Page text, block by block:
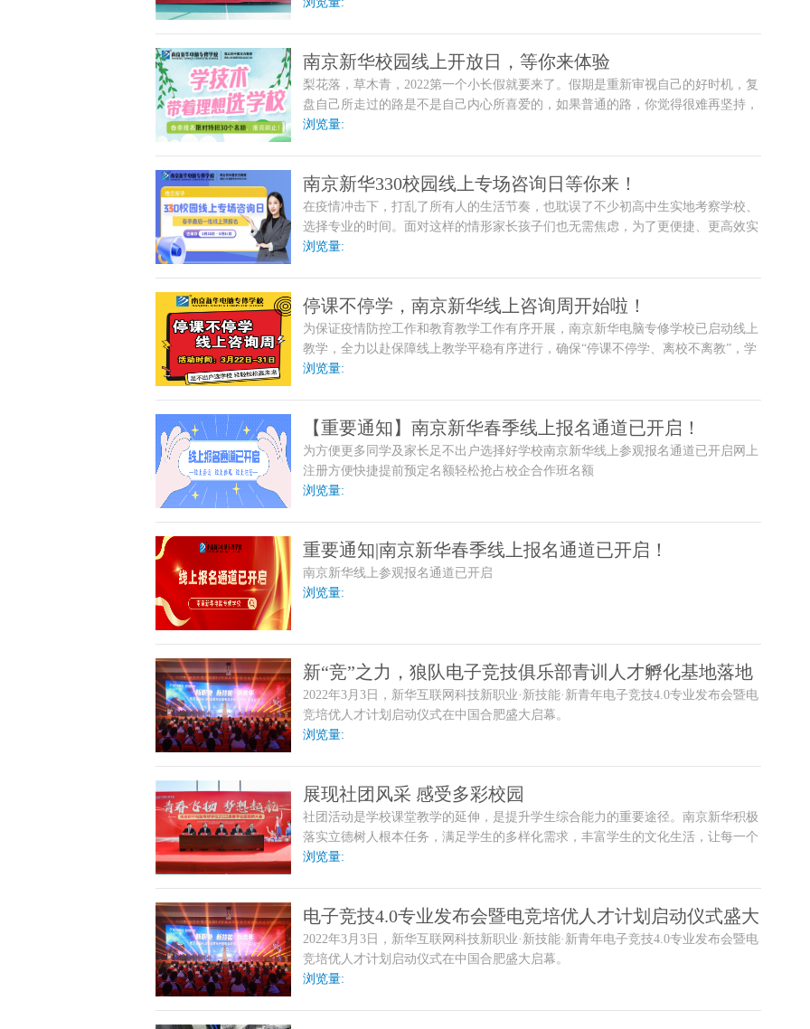
南京新华校园线上开放日，等你来体验
梨花落，草木青，2022第一个小长假就要来了。假期是重新审视自己的好时机，复
盘自己所走过的路是不是自己内心所喜爱的，如果普通的路，你觉得很难再坚持，
不妨趁着假期，另
浏览量:
南京新华330校园线上专场咨询日等你来！
在疫情冲击下，打乱了所有人的生活节奏，也耽误了不少初高中生实地考察学校、
选择专业的时间。面对这样的情形家长孩子们也无需焦虑，为了更便捷、更高效实
现报名，南京新华电脑专修
浏览量:
停课不停学，南京新华线上咨询周开始啦！
为保证疫情防控工作和教育教学工作有序开展，南京新华电脑专修学校已启动线上
教学，全力以赴保障线上教学平稳有序进行，确保“停课不停学、离校不离教”，学
习质量“不打折”。 学
浏览量:
【重要通知】南京新华春季线上报名通道已开启！
为方便更多同学及家长足不出户选择好学校南京新华线上参观报名通道已开启网上
注册方便快捷提前预定名额轻松抢占校企合作班名额
浏览量:
重要通知|南京新华春季线上报名通道已开启！
南京新华线上参观报名通道已开启
浏览量:
新“竞”之力，狼队电子竞技俱乐部青训人才孵化基地落地
新华
2022年3月3日，新华互联网科技新职业·新技能·新青年电子竞技4.0专业发布会暨电
竞培优人才计划启动仪式在中国合肥盛大启幕。
浏览量:
展现社团风采 感受多彩校园
社团活动是学校课堂教学的延伸，是提升学生综合能力的重要途径。南京新华积极
落实立德树人根本任务，满足学生的多样化需求，丰富学生的文化生活，让每一个
南新学子都能在社团活动中找到适合自己的舞台。
浏览量:
电子竞技4.0专业发布会暨电竞培优人才计划启动仪式盛大
启幕
2022年3月3日，新华互联网科技新职业·新技能·新青年电子竞技4.0专业发布会暨电
竞培优人才计划启动仪式在中国合肥盛大启幕。
浏览量: